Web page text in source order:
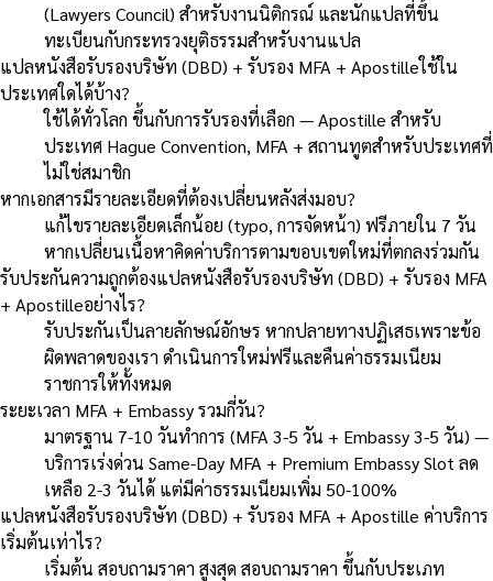
(Lawyers Council) สำหรับงานนิติกรณ์ และนักแปลที่ขึ้น
ทะเบียนกับกระทรวงยุติธรรมสำหรับงานแปล
แปลหนังสือรับรองบริษัท (DBD) + รับรอง MFA + Apostilleใช้ใน
ประเทศใดได้บ้าง?
ใช้ได้ทั่วโลก ขึ้นกับการรับรองที่เลือก — Apostille สำหรับ
ประเทศ Hague Convention, MFA + สถานทูตสำหรับประเทศที่
ไม่ใช่สมาชิก
หากเอกสารมีรายละเอียดที่ต้องเปลี่ยนหลังส่งมอบ?
แก้ไขรายละเอียดเล็กน้อย (typo, การจัดหน้า) ฟรีภายใน 7 วัน
หากเปลี่ยนเนื้อหาคิดค่าบริการตามขอบเขตใหม่ที่ตกลงร่วมกัน
รับประกันความถูกต้องแปลหนังสือรับรองบริษัท (DBD) + รับรอง MFA
+ Apostilleอย่างไร?
รับประกันเป็นลายลักษณ์อักษร หากปลายทางปฏิเสธเพราะข้อ
ผิดพลาดของเรา ดำเนินการใหม่ฟรีและคืนค่าธรรมเนียม
ราชการให้ทั้งหมด
ระยะเวลา MFA + Embassy รวมกี่วัน?
มาตรฐาน 7-10 วันทำการ (MFA 3-5 วัน + Embassy 3-5 วัน) —
บริการเร่งด่วน Same-Day MFA + Premium Embassy Slot ลด
เหลือ 2-3 วันได้ แต่มีค่าธรรมเนียมเพิ่ม 50-100%
แปลหนังสือรับรองบริษัท (DBD) + รับรอง MFA + Apostille ค่าบริการ
เริ่มต้นเท่าไร?
เริ่มต้น สอบถามราคา สูงสุด สอบถามราคา ขึ้นกับประเภท